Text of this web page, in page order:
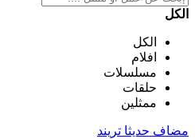
الكل
الكل
افلام
مسلسلات
حلقات
ممثلين
مضاف حديثا تريند